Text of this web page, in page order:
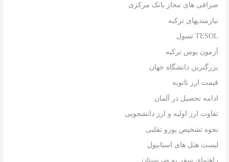
صرافی های مجاز بانک مرکزی
نیازمندیهای ترکیه
TESOL تسول
آزمون یوس ترکیه
بزرگترین دانشگاه جهان
قیمت ارز ثانویه
ادامه تحصیل در آلمان
تفاوت ارز اولیه و ارز دانشجویی
نحوه تشخیص یورو تقلبی
لیست هتل های استانبول
راهنمای سفر به صربستان